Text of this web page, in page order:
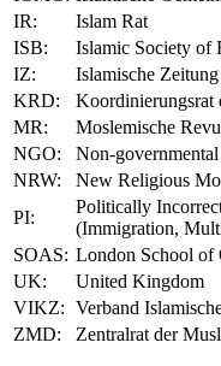
IR:
Islam Rat
ISB:
Islamic Society of
IZ:
Islamische Zeitung
KRD:
Koordinierungsrat
MR:
Moslemische
NGO:
Non-
NRW:
New Religious
PI:
Politically
(Immigration,
SOAS: London School of
UK:
United Kingdom
VIKZ: Verband
ZMD:
Zentralrat der